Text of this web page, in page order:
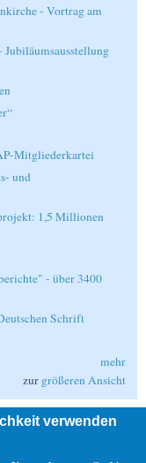
- Vortrag am
Jubiläumsausstellung
Mitgliederkartei
und
1,5 Millionen
- über 3400
Schrift
mehr
zur größeren Ansicht
verwenden